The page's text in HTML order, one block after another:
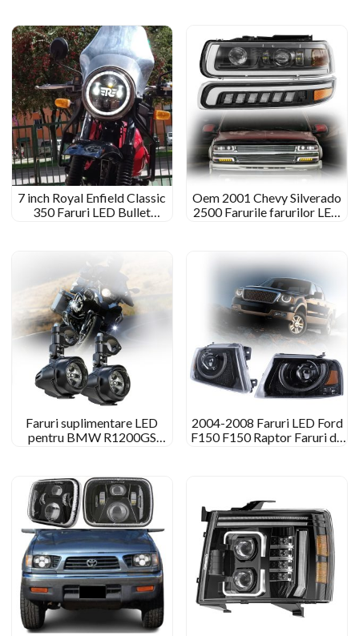
7 inch Royal Enfield Classic
350 Faruri LED Bullet
Oem 2001 Chevy Silverado
2500 Farurile farurilor LED
Faruri suplimentare LED
pentru BMW R1200GS
2004-2008 Faruri LED Ford
F150 F150 Raptor Faruri de